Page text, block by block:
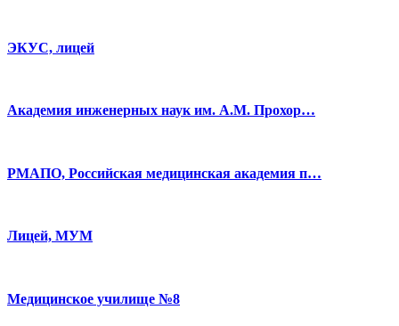
ЭКУС, лицей
Академия инженерных наук им. А.М. Прохор…
РМАПО, Российская медицинская академия п…
Лицей, МУМ
Медицинское училище №8